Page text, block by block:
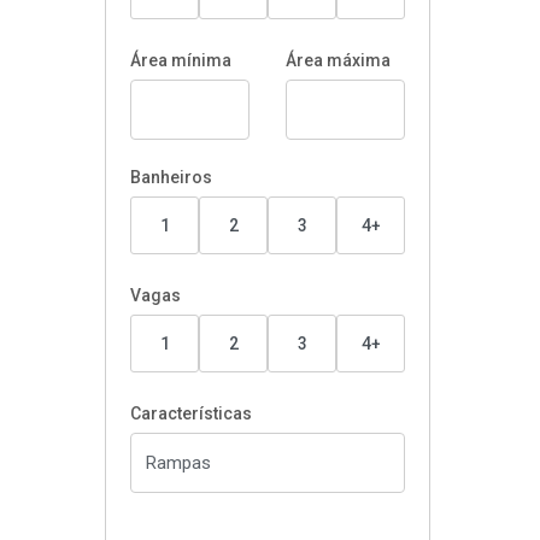
Área mínima Área máxima
Banheiros
1 2 3 4+
Vagas
1 2 3 4+
Características